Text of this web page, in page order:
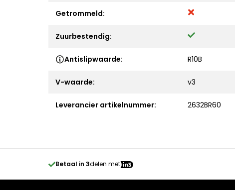
Getrommeld:
Zuurbestendig:
Antislipwaarde: R10B
V-waarde: v3
Leverancier artikelnummer: 2632BR60
Betaal in 3delen met